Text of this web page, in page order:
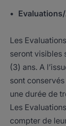
•
Les
seront visibles
(3) ans. A
sont conservés
une durée de
Les
compter de